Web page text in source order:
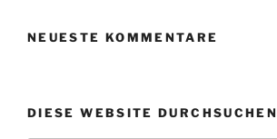
NEUESTE KOMMENTARE
DIESE WEBSITE DURCHSUCHEN